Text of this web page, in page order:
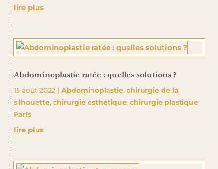
lire plus
Abdominoplastie ratée : quelles solutions ?
15 août 2022| Abdominoplastie, chirurgie de la
silhouette, chirurgie esthétique, chirurgie plastique
Paris
lire plus